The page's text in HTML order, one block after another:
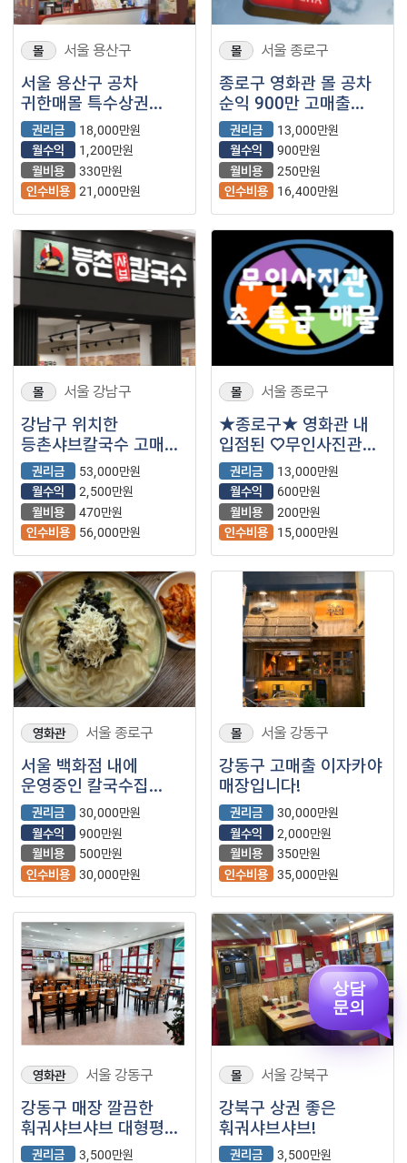
몰 서울 용산구
서울 용산구 공차
귀한매몰 특수상권
유동인구 최대 고수익
보장
권리금
18,000만원
월수익
1,200만원
월비용
330만원
인수비용 21,000만원
몰 서울 종로구
종로구 영화관 몰 공차
순익 900만 고매출
안정적 수익
보장입니다.
권리금
13,000만원
월수익
900만원
월비용
250만원
인수비용
16,400만원
몰 서울 강남구
강남구 위치한
등촌샤브칼국수 고매출
2500만원 보장
양도양수 가능합니다.
권리금
53,000만원
월수익
2,500만원
월비용
470만원
인수비용
56,000만원
몰 서울 종로구
★종로구★ 영화관 내
입점된 ♡무인사진관♡
입니다.^^
권리금
13,000만원
월수익
600만원
월비용
200만원
인수비용
15,000만원
영화관 서울 종로구
서울 백화점 내에
운영중인 칼국수집
양도양수 나왔습니다.
매출 꾸준한
매장입니다.
권리금
30,000만원
월수익
900만원
월비용
500만원
인수비용 30,000만원
몰 서울 강동구
강동구 고매출 이자카야
매장입니다!
권리금
30,000만원
월수익
2,000만원
월비용
350만원
인수비용 35,000만원
영화관 서울 강동구
강동구 매장 깔끔한
훠궈샤브샤브 대형평수
매장입니다
권리금
3,500만원
몰 서울 강북구
강북구 상권 좋은
훠궈샤브샤브!
권리금
3,500만원
상담
문의